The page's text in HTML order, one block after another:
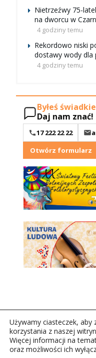
Nietrzeźwy 75-
na dworcu w
4 godziny temu
Rekordowo niski
dostawy wody dla
4 godziny temu
Byłeś
Daj nam znać!
17 222 22 22
Otwórz formularz
Copyright © 2026Polskie
Używamy ciasteczek, aby
korzystania z naszej
Więcej informacji na
oraz możliwości ich